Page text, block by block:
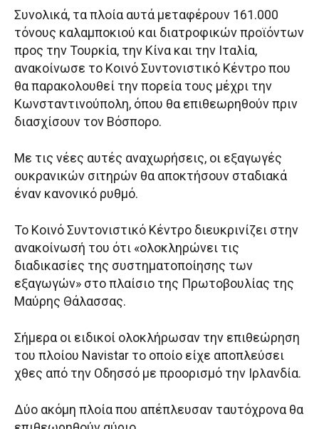
Συνολικά, τα πλοία αυτά μεταφέρουν 161.000
τόνους καλαμποκιού και διατροφικών προϊόντων
προς την Τουρκία, την Κίνα και την Ιταλία,
ανακοίνωσε το Κοινό Συντονιστικό Κέντρο που
θα παρακολουθεί την πορεία τους μέχρι την
Κωνσταντινούπολη, όπου θα επιθεωρηθούν πριν
διασχίσουν τον Βόσπορο.
Με τις νέες αυτές αναχωρήσεις, οι εξαγωγές
ουκρανικών σιτηρών θα αποκτήσουν σταδιακά
έναν κανονικό ρυθμό.
Το Κοινό Συντονιστικό Κέντρο διευκρινίζει στην
ανακοίνωσή του ότι «ολοκληρώνει τις
διαδικασίες της συστηματοποίησης των
εξαγωγών» στο πλαίσιο της Πρωτοβουλίας της
Μαύρης Θάλασσας.
Σήμερα οι ειδικοί ολοκλήρωσαν την επιθεώρηση
του πλοίου Navistar το οποίο είχε αποπλεύσει
χθες από την Οδησσό με προορισμό την Ιρλανδία.
Δύο ακόμη πλοία που απέπλευσαν ταυτόχρονα θα